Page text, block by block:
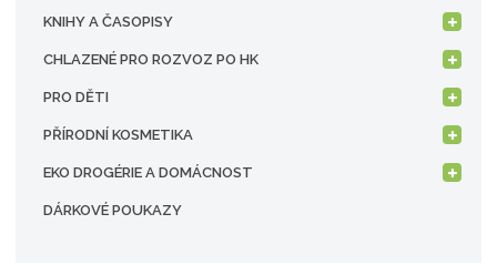
KNIHY A ČASOPISY
CHLAZENÉ PRO ROZVOZ PO HK
PRO DĚTI
PŘÍRODNÍ KOSMETIKA
EKO DROGÉRIE A DOMÁCNOST
DÁRKOVÉ POUKAZY